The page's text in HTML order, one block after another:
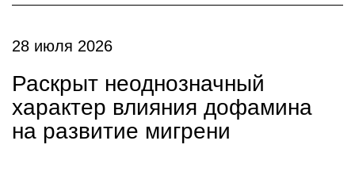
28 июля 2026
Раскрыт неоднозначный
характер влияния дофамина
на развитие мигрени